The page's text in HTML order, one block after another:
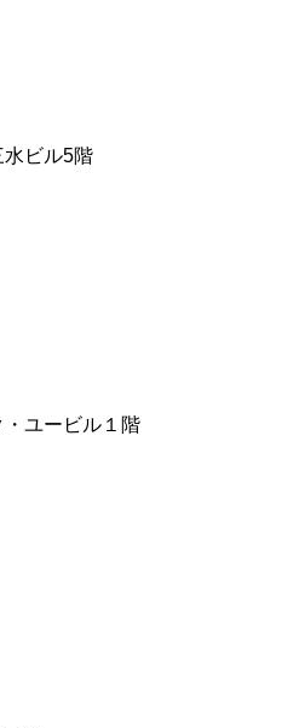
水ビル5階
ユービル１階